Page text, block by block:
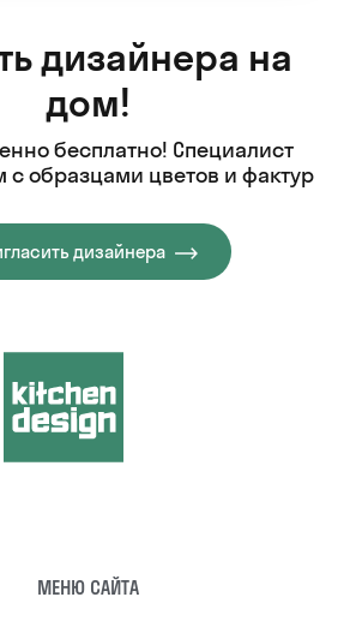
дизайнера на
дом!
бесплатно! Специалист
с образцами цветов и фактур
дизайнера
МЕНЮ САЙТА